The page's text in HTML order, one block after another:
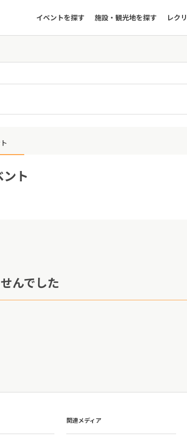
イベントを探す 施設・観光地を探す レク
ト
んでした
関連メディア